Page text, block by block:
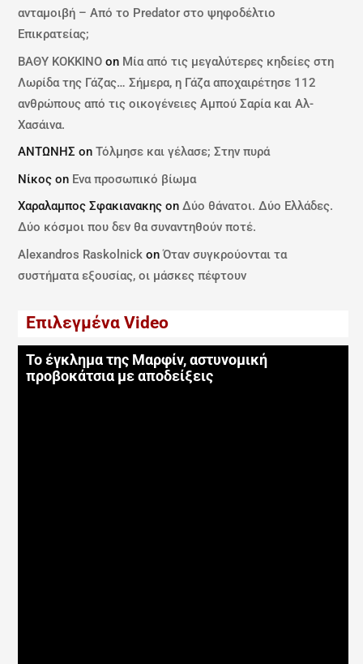
ανταμοιβή – Από το Predator στο ψηφοδέλτιο
Επικρατείας;
ΒΑΘΥ ΚΟΚΚΙΝΟ on Μία από τις μεγαλύτερες κηδείες στη
Λωρίδα της Γάζας… Σήμερα, η Γάζα αποχαιρέτησε 112
ανθρώπους από τις οικογένειες Αμπού Σαρία και Αλ-
Χασάινα.
ΑΝΤΩΝΗΣ onΤόλμησε και γέλασε; Στην πυρά
Νίκος on Ενα προσωπικό βίωμα
Χαραλαμπος Σφακιανακης onΔύο θάνατοι. Δύο Ελλάδες.
Δύο κόσμοι που δεν θα συναντηθούν ποτέ.
Alexandros Raskolnick onΌταν συγκρούονται τα
συστήματα εξουσίας, οι μάσκες πέφτουν
Επιλεγμένα Video
Το έγκλημα της Μαρφίν, αστυνομική
προβοκάτσια με αποδείξεις